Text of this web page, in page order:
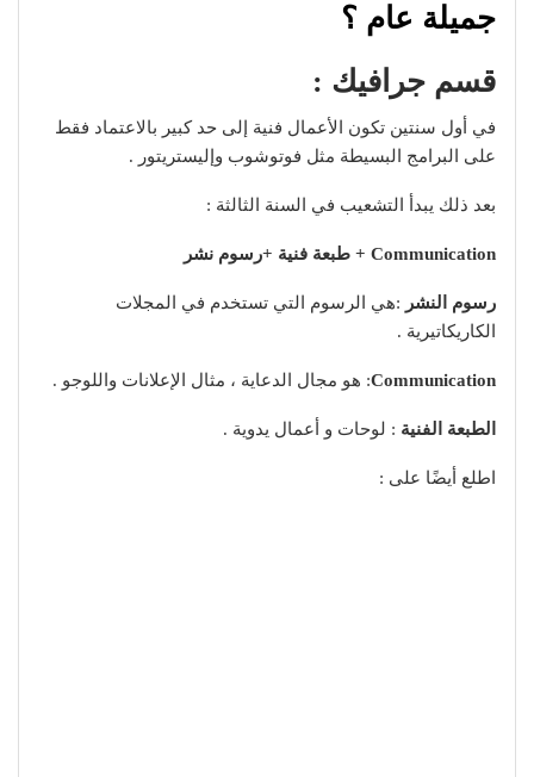
جميلة عام ؟
قسم جرافيك :
في أول سنتين تكون الأعمال فنية إلى حد كبير بالاعتماد فقط
على البرامج البسيطة مثل فوتوشوب وإليستريتور .
بعد ذلك يبدأ التشعيب في السنة الثالثة :
Communication + طبعة فنية +رسوم نشر
رسوم النشر :هي الرسوم التي تستخدم في المجلات
الكاريكاتيرية .
Communication: هو مجال الدعاية ، مثال الإعلانات واللوجو .
الطبعة الفنية : لوحات و أعمال يدوية .
اطلع أيضًا على :